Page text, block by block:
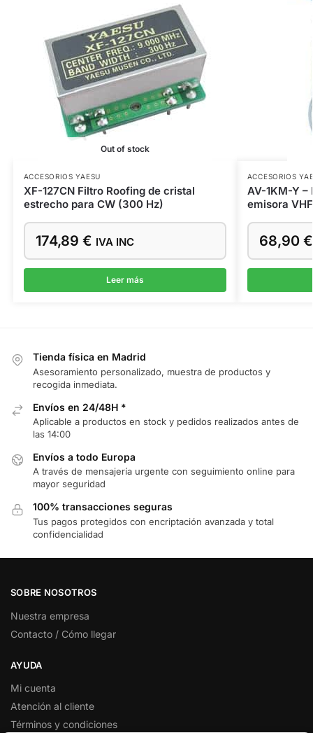
Out of stock
ACCESORIOS YAESU
XF-127CN Filtro Roofing de cristal
estrecho para CW (300 Hz)
174,89 € IVA INC
Leer más
ACCESORIOS
AV-1KM-Y
emisora
68,90 €
Tienda física en Madrid
Asesoramiento personalizado, muestra de productos y
recogida inmediata.
Envíos en 24/48H *
Aplicable a productos en stock y pedidos realizados antes de
las 14:00
Envíos a todo Europa
A través de mensajería urgente con seguimiento online para
mayor seguridad
100% transacciones seguras
Tus pagos protegidos con encriptación avanzada y total
confidencialidad
SOBRE NOSOTROS
Nuestra empresa
Contacto / Cómo llegar
AYUDA
Mi cuenta
Atención al cliente
Términos y condiciones